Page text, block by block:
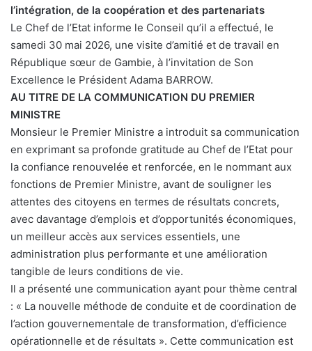
l’intégration, de la coopération et des partenariats
Le Chef de l’Etat informe le Conseil qu’il a effectué, le
samedi 30 mai 2026, une visite d’amitié et de travail en
République sœur de Gambie, à l’invitation de Son
Excellence le Président Adama BARROW.
AU TITRE DE LA COMMUNICATION DU PREMIER
MINISTRE
Monsieur le Premier Ministre a introduit sa communication
en exprimant sa profonde gratitude au Chef de l’Etat pour
la confiance renouvelée et renforcée, en le nommant aux
fonctions de Premier Ministre, avant de souligner les
attentes des citoyens en termes de résultats concrets,
avec davantage d’emplois et d’opportunités économiques,
un meilleur accès aux services essentiels, une
administration plus performante et une amélioration
tangible de leurs conditions de vie.
Il a présenté une communication ayant pour thème central
: « La nouvelle méthode de conduite et de coordination de
l’action gouvernementale de transformation, d’efficience
opérationnelle et de résultats ». Cette communication est